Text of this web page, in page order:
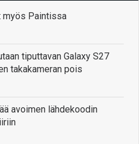
myös Paintissa
tiputtavan Galaxy S27
takakameran pois
avoimen lähdekoodin